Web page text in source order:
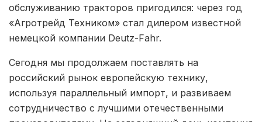
обслуживанию тракторов пригодился: через год
«Агротрейд Техником» стал дилером известной
немецкой компании Deutz-Fahr.
Сегодня мы продолжаем поставлять на
российский рынок европейскую технику,
используя параллельный импорт, и развиваем
сотрудничество с лучшими отечественными